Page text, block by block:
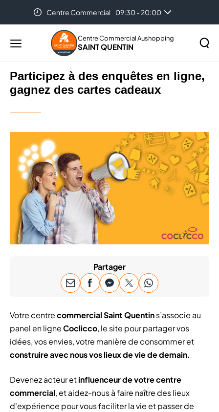
Centre Commercial 09:30 - 20:00
Menu
principal
Centre Commercial Aushopping
SAINT QUENTIN
sur
le
Lancer
...
Participez à des enquêtes en ligne, gagnez
des cartes cadeaux
Participez à des enquêtes en ligne,
gagnez des cartes cadeaux
Partager
Votre centrecommercial Saint Quentins’associe au
panel en ligneCoclicco, le site pour partager vos
idées, vos envies, votre manière de consommer et
construire avec nous vos lieux de vie de demain.
Devenez acteur etinfluenceur de votre centre
commercial, et aidez-nous à faire naître des lieux
d'expérience pour vous faciliter la vie et passer de